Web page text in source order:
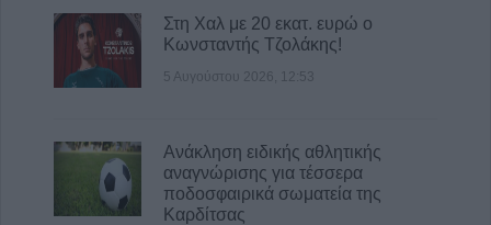
Στη Χαλ με 20 εκατ. ευρώ ο
Κωνσταντής Τζολάκης!
5 Αυγούστου 2026, 12:53
Ανάκληση ειδικής αθλητικής
αναγνώρισης για τέσσερα
ποδοσφαιρικά σωματεία της
Καρδίτσας